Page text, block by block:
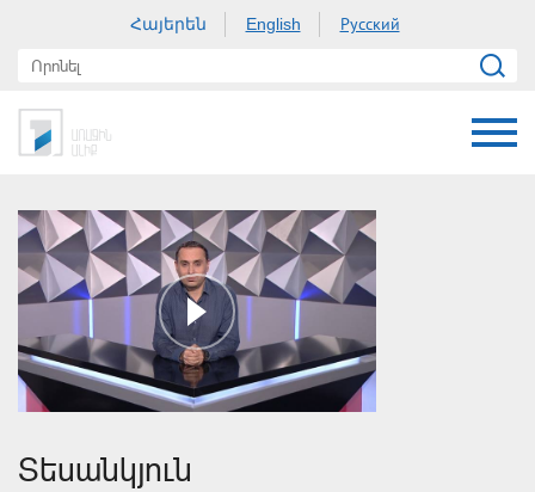
Հայերեն English Русский
Տեսանկյուն